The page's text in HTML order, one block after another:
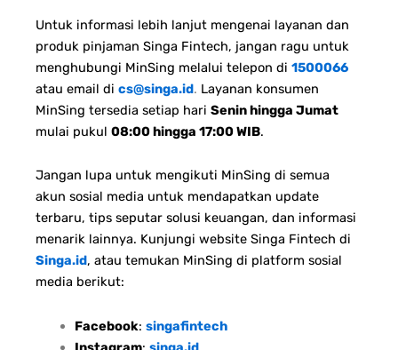
Untuk informasi lebih lanjut mengenai layanan dan
produk pinjaman Singa Fintech, jangan ragu untuk
menghubungi MinSing melalui telepon di 1500066
atau email di cs@singa.id. Layanan konsumen
MinSing tersedia setiap hari Senin hingga Jumat
mulai pukul 08:00 hingga 17:00 WIB.
Jangan lupa untuk mengikuti MinSing di semua
akun sosial media untuk mendapatkan update
terbaru, tips seputar solusi keuangan, dan informasi
menarik lainnya. Kunjungi website Singa Fintech di
Singa.id, atau temukan MinSing di platform sosial
media berikut:
Facebook: singafintech